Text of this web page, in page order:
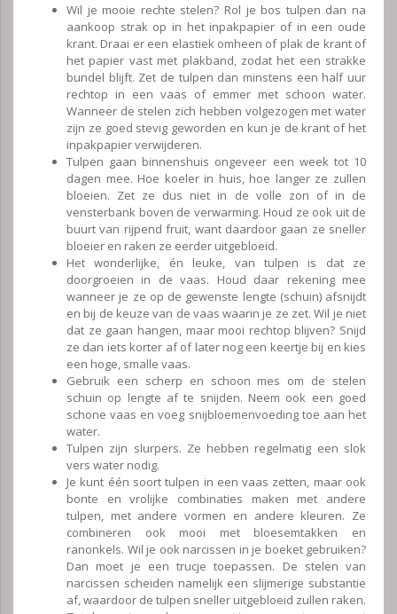
Wil je mooie rechte stelen? Rol je bos tulpen dan na
aankoop strak op in het inpakpapier of in een oude
krant. Draai er een elastiek omheen of plak de krant of
het papier vast met plakband, zodat het een strakke
bundel blijft. Zet de tulpen dan minstens een half uur
rechtop in een vaas of emmer met schoon water.
Wanneer de stelen zich hebben volgezogen met water
zijn ze goed stevig geworden en kun je de krant of het
inpakpapier verwijderen.
Tulpen gaan binnenshuis ongeveer een week tot 10
dagen mee. Hoe koeler in huis, hoe langer ze zullen
bloeien. Zet ze dus niet in de volle zon of in de
vensterbank boven de verwarming. Houd ze ook uit de
buurt van rijpend fruit, want daardoor gaan ze sneller
bloeier en raken ze eerder uitgebloeid.
Het wonderlijke, én leuke, van tulpen is dat ze
doorgroeien in de vaas. Houd daar rekening mee
wanneer je ze op de gewenste lengte (schuin) afsnijdt
en bij de keuze van de vaas waarin je ze zet. Wil je niet
dat ze gaan hangen, maar mooi rechtop blijven? Snijd
ze dan iets korter af of later nog een keertje bij en kies
een hoge, smalle vaas.
Gebruik een scherp en schoon mes om de stelen
schuin op lengte af te snijden. Neem ook een goed
schone vaas en voeg snijbloemenvoeding toe aan het
water.
Tulpen zijn slurpers. Ze hebben regelmatig een slok
vers water nodig.
Je kunt één soort tulpen in een vaas zetten, maar ook
bonte en vrolijke combinaties maken met andere
tulpen, met andere vormen en andere kleuren. Ze
combineren ook mooi met bloesemtakken en
ranonkels. Wil je ook narcissen in je boeket gebruiken?
Dan moet je een trucje toepassen. De stelen van
narcissen scheiden namelijk een slijmerige substantie
af, waardoor de tulpen sneller uitgebloeid zullen raken.